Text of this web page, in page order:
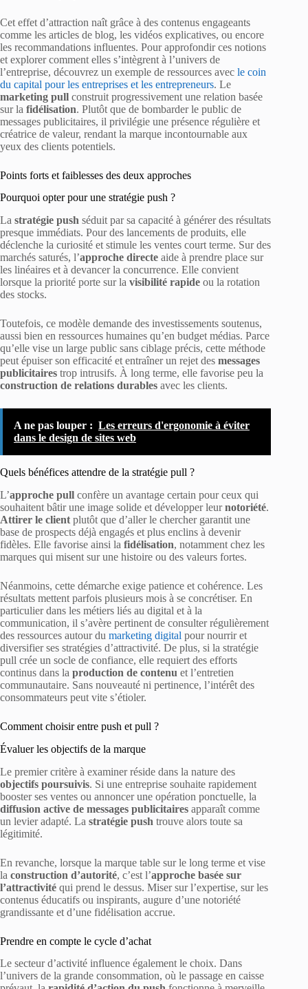
Cet effet d’attraction naît grâce à des contenus engageants
comme les articles de blog, les vidéos explicatives, ou encore
les recommandations influentes. Pour approfondir ces notions
et explorer comment elles s’intègrent à l’univers de
l’entreprise, découvrez un exemple de ressources avec le coin
du capital pour les entreprises et les entrepreneurs. Le
marketing pull construit progressivement une relation basée
sur la fidélisation. Plutôt que de bombarder le public de
messages publicitaires, il privilégie une présence régulière et
créatrice de valeur, rendant la marque incontournable aux
yeux des clients potentiels.
Points forts et faiblesses des deux approches
Pourquoi opter pour une stratégie push ?
La stratégie push séduit par sa capacité à générer des résultats
presque immédiats. Pour des lancements de produits, elle
déclenche la curiosité et stimule les ventes court terme. Sur des
marchés saturés, l’approche directe aide à prendre place sur
les linéaires et à devancer la concurrence. Elle convient
lorsque la priorité porte sur la visibilité rapide ou la rotation
des stocks.
Toutefois, ce modèle demande des investissements soutenus,
aussi bien en ressources humaines qu’en budget médias. Parce
qu’elle vise un large public sans ciblage précis, cette méthode
peut épuiser son efficacité et entraîner un rejet des messages
publicitaires trop intrusifs. À long terme, elle favorise peu la
construction de relations durables avec les clients.
A ne pas louper : Les erreurs d'ergonomie à éviter
dans le design de sites web
Quels bénéfices attendre de la stratégie pull ?
L’approche pull confère un avantage certain pour ceux qui
souhaitent bâtir une image solide et développer leurnotoriété.
Attirer le client plutôt que d’aller le chercher garantit une
base de prospects déjà engagés et plus enclins à devenir
fidèles. Elle favorise ainsi la fidélisation, notamment chez les
marques qui misent sur une histoire ou des valeurs fortes.
Néanmoins, cette démarche exige patience et cohérence. Les
résultats mettent parfois plusieurs mois à se concrétiser. En
particulier dans les métiers liés au digital et à la
communication, il s’avère pertinent de consulter régulièrement
des ressources autour du marketing digital pour nourrir et
diversifier ses stratégies d’attractivité. De plus, si la stratégie
pull crée un socle de confiance, elle requiert des efforts
continus dans la production de contenu et l’entretien
communautaire. Sans nouveauté ni pertinence, l’intérêt des
consommateurs peut vite s’étioler.
Comment choisir entre push et pull ?
Évaluer les objectifs de la marque
Le premier critère à examiner réside dans la nature des
objectifs poursuivis. Si une entreprise souhaite rapidement
booster ses ventes ou annoncer une opération ponctuelle, la
diffusion active de messages publicitaires apparaît comme
un levier adapté. La stratégie push trouve alors toute sa
légitimité.
En revanche, lorsque la marque table sur le long terme et vise
la construction d’autorité, c’est l’approche basée sur
l’attractivité qui prend le dessus. Miser sur l’expertise, sur les
contenus éducatifs ou inspirants, augure d’une notoriété
grandissante et d’une fidélisation accrue.
Prendre en compte le cycle d’achat
Le secteur d’activité influence également le choix. Dans
l’univers de la grande consommation, où le passage en caisse